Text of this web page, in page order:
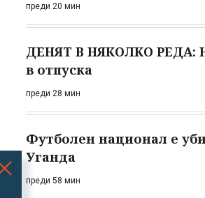
преди 20 мин
ДЕНЯТ В НЯКОЛКО РЕДА:
в отпуска
преди 28 мин
Футболен национал е
Уганда
преди 58 мин